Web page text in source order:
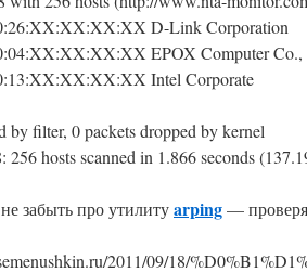
D-Link Corporation
EPOX Computer Co.,
Intel Corporate
by filter, 0 packets dropped by kernel
256 hosts scanned in 1.866 seconds
забыть про утилитуarping—
2011/09/18/